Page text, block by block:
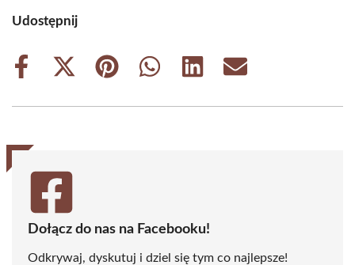
Udostępnij
Share
Share
(Twitter)
Share
Share
Share
Share
Dołącz do nas na Facebooku!
Odkrywaj, dyskutuj i dziel się tym co najlepsze!